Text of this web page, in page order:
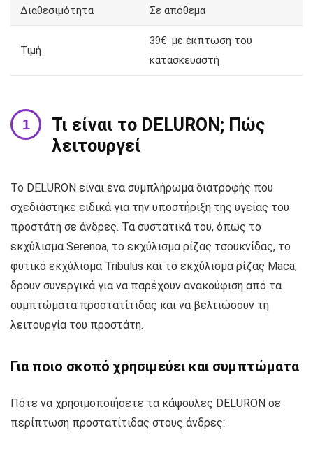
Διαθεσιμότητα Σε απόθεμα
Τιμή
39€ με έκπτωση του
κατασκευαστή
Τι είναι το DELURON; Πώς
λειτουργεί
Το DELURON είναι ένα συμπλήρωμα διατροφής που
σχεδιάστηκε ειδικά για την υποστήριξη της υγείας του
προστάτη σε άνδρες. Τα συστατικά του, όπως το
εκχύλισμα Serenoa, το εκχύλισμα ρίζας τσουκνίδας, το
φυτικό εκχύλισμα Tribulus και το εκχύλισμα ρίζας Maca,
δρουν συνεργικά για να παρέχουν ανακούφιση από τα
συμπτώματα προστατίτιδας και να βελτιώσουν τη
λειτουργία του προστάτη.
Για ποιο σκοπό χρησιμεύει και συμπτώματα
Πότε να χρησιμοποιήσετε τα κάψουλες DELURON σε
περίπτωση προστατίτιδας στους άνδρες: